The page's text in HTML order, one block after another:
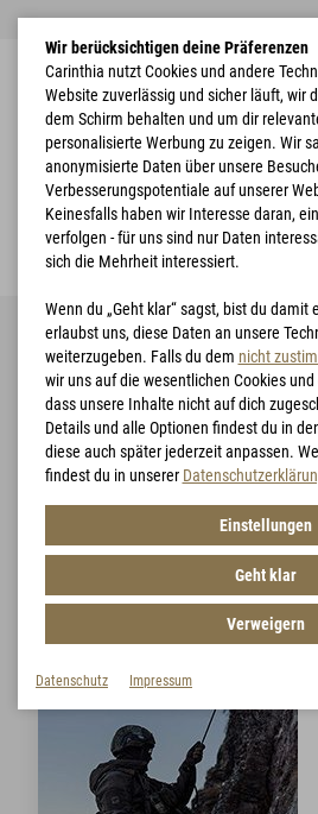
Home Kataloge downloaden
Downloads
Carinthia
WORKBOOK 2026
Workbook 2026 (8.50 MB)
Wir berücksichtigen deine Präferenzen
Carinthia nutzt Cookies und andere
Website zuverlässig und sicher läuft, wir
dem Schirm behalten und um dir
personalisierte Werbung zu zeigen. Wir
anonymisierte Daten über unsere
Verbesserungspotentiale auf unserer
Keinesfalls haben wir Interesse daran,
verfolgen - für uns sind nur Daten
sich die Mehrheit interessiert.
Wenn du „Geht klar“ sagst, bist du damit
erlaubst uns, diese Daten an unsere
weiterzugeben. Falls du dem nicht
wir uns auf die wesentlichen Cookies
dass unsere Inhalte nicht auf dich
Details und alle Optionen findest du in
diese auch später jederzeit anpassen.
findest du in unserer
Einstellungen
Geht klar
Verweigern
Datenschutz Impressum